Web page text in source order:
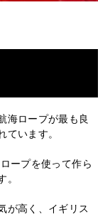
海ロープが最も良
ています。
ープを使って作ら
。
が高く、イギリス